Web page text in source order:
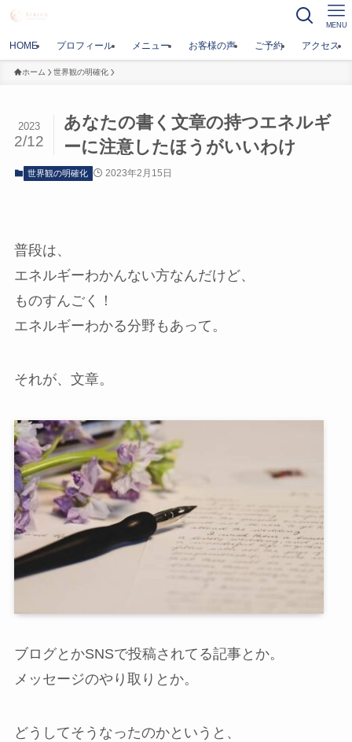
MENU
HOME プロフィール メニュー お客様の声 ご予約 アクセス
ホーム 世界観の明確化
あなたの書く文章の持つエネルギ
ーに注意したほうがいいわけ
2023
2/12
世界観の明確化 2023年2月15日
普段は、
エネルギーわかんない方なんだけど、
ものすんごく！
エネルギーわかる分野もあって。
それが、文章。
ブログとかSNSで投稿されてる記事とか。
メッセージのやり取りとか。
どうしてそうなったのかというと、